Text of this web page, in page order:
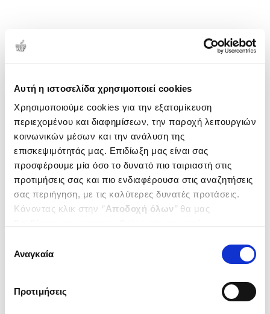
Αυτή η ιστοσελίδα χρησιμοποιεί cookies
Χρησιμοποιούμε cookies για την εξατομίκευση
περιεχομένου και διαφημίσεων, την παροχή λειτουργιών
κοινωνικών μέσων και την ανάλυση της
επισκεψιμότητάς μας. Επιδίωξη μας είναι σας
προσφέρουμε μία όσο το δυνατό πιο ταιριαστή στις
προτιμήσεις σας και πιο ενδιαφέρουσα στις αναζητήσεις
σας περιήγηση, με τις καλύτερες δυνατές προτάσεις.
Κάνοντας κλικ στην ‘’Αποδοχή όλων’’ θα μας
ενδιαφέρουν και να επιλέξετε από τα παρακάτω με την
΄΄και να ενημερωθείτε σχετικά με
συγκατάθεσης
Αναγκαία
Προτιμήσεις